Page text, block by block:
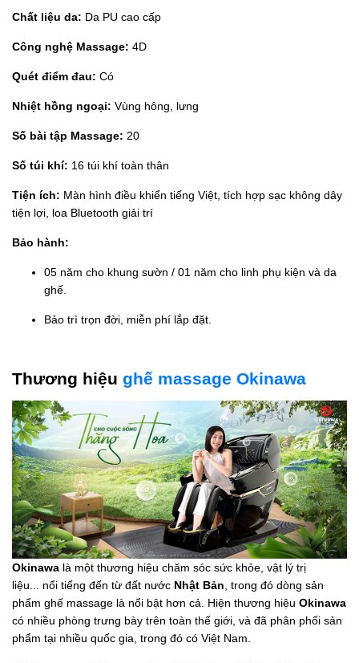
Chất liệu da: Da PU cao cấp
Công nghệ Massage: 4D
Quét điểm đau: Có
Nhiệt hồng ngoại: Vùng hông, lưng
Số bài tập Massage: 20
Số túi khí: 16 túi khí toàn thân
Tiện ích: Màn hình điều khiển tiếng Việt, tích hợp sạc không dây
tiện lợi, loa Bluetooth giải trí
Bảo hành:
05 năm cho khung sườn / 01 năm cho linh phụ kiện và da
ghế.
Bảo trì trọn đời, miễn phí lắp đặt.
Thương hiệu ghế massage Okinawa
Okinawa là một thương hiệu chăm sóc sức khỏe, vật lý trị
liệu... nổi tiếng đến từ đất nước Nhật Bản, trong đó dòng sản
phẩm ghế massage là nổi bật hơn cả. Hiện thương hiệu Okinawa
có nhiều phòng trưng bày trên toàn thế giới, và đã phân phối sản
phẩm tại nhiều quốc gia, trong đó có Việt Nam.